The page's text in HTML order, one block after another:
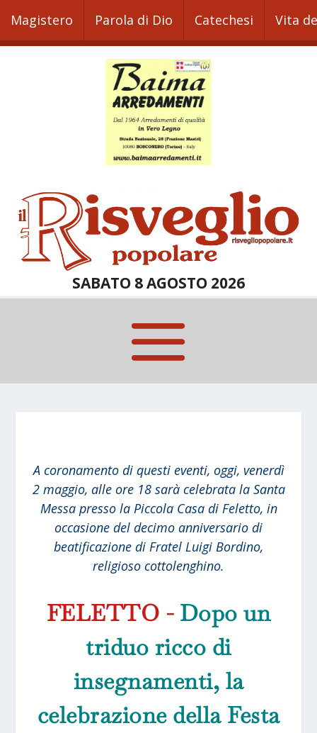
Magistero Parola di Dio Catechesi Vita
SABATO 8 AGOSTO 2026
A coronamento di questi eventi, oggi, venerdì
2 maggio, alle ore 18 sarà celebrata la Santa
Messa presso la Piccola Casa di Feletto, in
occasione del decimo anniversario di
beatificazione di Fratel Luigi Bordino,
religioso cottolenghino.
FELETTO - Dopo un
triduo ricco di
insegnamenti, la
celebrazione della Festa